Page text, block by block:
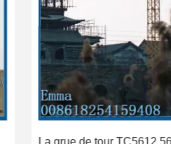
La grue de tour TC5612